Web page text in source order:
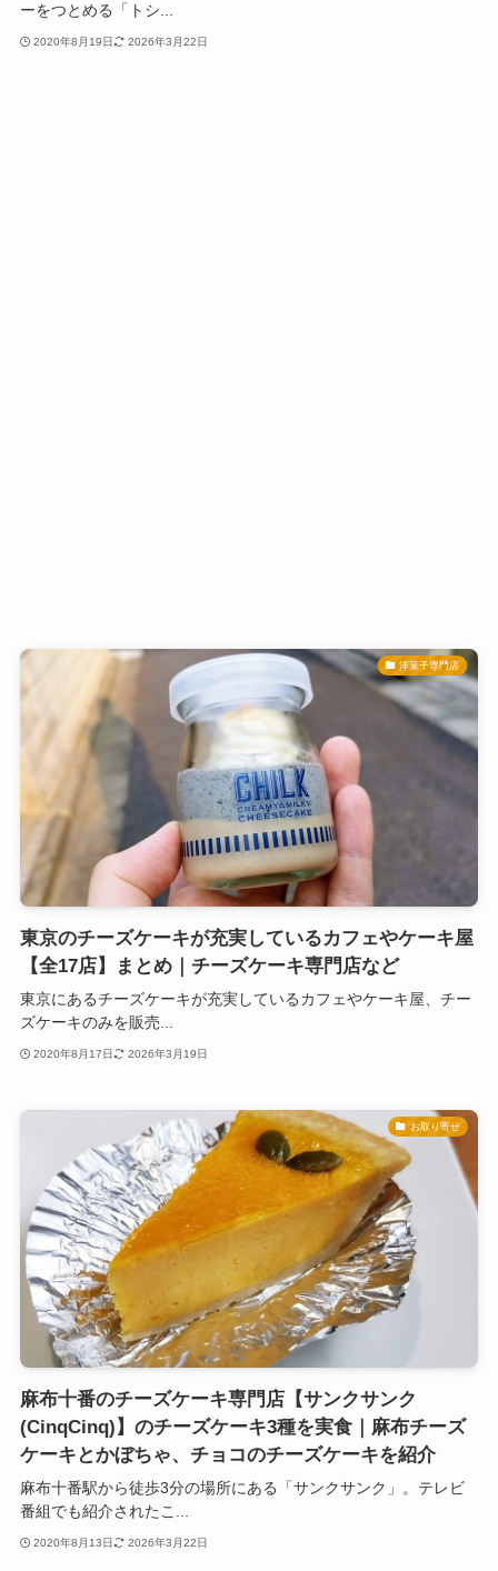
ーをつとめる「トシ...
2020年8月19日 2026年3月22日
洋菓子専門店
東京のチーズケーキが充実しているカフェやケーキ屋
【全17店】まとめ｜チーズケーキ専門店など
東京にあるチーズケーキが充実しているカフェやケーキ屋、チー
ズケーキのみを販売...
2020年8月17日 2026年3月19日
お取り寄せ
麻布十番のチーズケーキ専門店【サンクサンク
(CinqCinq)】のチーズケーキ3種を実食｜麻布チーズ
ケーキとかぼちゃ、チョコのチーズケーキを紹介
麻布十番駅から徒歩3分の場所にある「サンクサンク」。テレビ
番組でも紹介されたこ...
2020年8月13日 2026年3月22日